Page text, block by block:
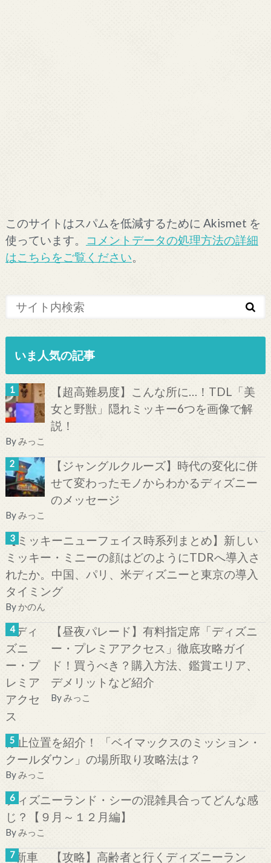
このサイトはスパムを低減するために Akismet を
使っています。
コメントデータの処理方法の詳細
はこちらをご覧ください。
いま人気の記事
【超高難易度】こんな所に…！TDL「美
女と野獣」隠れミッキー6つを画像で解
説！
Byみっこ
【ジャングルクルーズ】時代の変化に併
せて変わったモノからわかるディズニー
のメッセージ
Byみっこ
【ミッキーニューフェイス時系列まとめ】新しい
ミッキー・ミニーの顔はどのようにTDRへ導入さ
れたか。中国、パリ、米ディズニーと東京の導入
タイミング
Byかのん
【昼夜パレード】有料指定席「ディズニ
ー・プレミアアクセス」徹底攻略ガイ
ド！買うべき？購入方法、鑑賞エリア、
デメリットなど紹介
Byみっこ
停止位置を紹介！ 「ベイマックスのミッション・
クールダウン」の場所取り攻略法は？
Byみっこ
ディズニーランド・シーの混雑具合ってどんな感
じ？【９月～１２月編】
Byみっこ
【攻略】高齢者と行くディズニーラン